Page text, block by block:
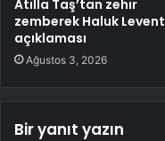
Atilla Taş’tan zehir
zemberek Haluk Levent
açıklaması
Ağustos 3, 2026
Bir yanıt yazın